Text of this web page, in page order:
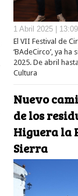
1 Abril 2025 |
El VII Festival de
‘BAdeCirco’, ya
2025. De abril
Cultura
Nuevo
de los
Higuera la
Sierra